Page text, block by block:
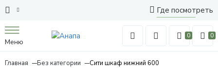
Где посмотреть
Меню
0 0
Главная Без категории Сити шкаф нижний 600